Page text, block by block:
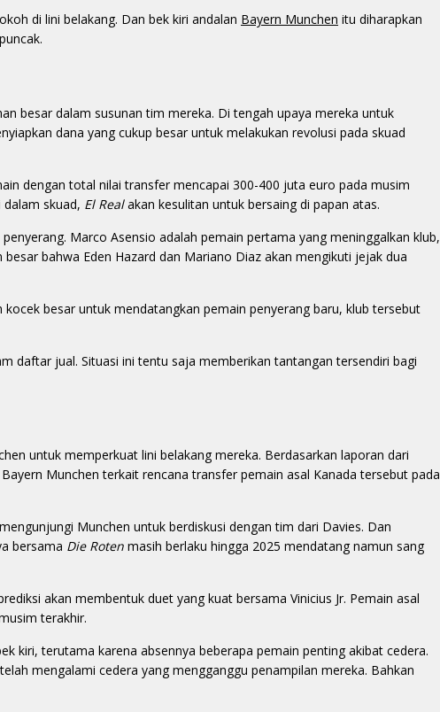
di lini belakang. Dan bek kiri andalan Bayern Munchen itu diharapkan
besar dalam susunan tim mereka. Di tengah upaya mereka untuk
dana yang cukup besar untuk melakukan revolusi pada skuad
dengan total nilai transfer mencapai 300-400 juta euro pada musim
skuad, El Realakan kesulitan untuk bersaing di papan atas.
Marco Asensio adalah pemain pertama yang meninggalkan klub,
bahwa Eden Hazard dan Mariano Diaz akan mengikuti jejak dua
besar untuk mendatangkan pemain penyerang baru, klub tersebut
daftar jual. Situasi ini tentu saja memberikan tantangan tersendiri bagi
untuk memperkuat lini belakang mereka. Berdasarkan laporan dari
Munchen terkait rencana transfer pemain asal Kanada tersebut pada
Munchen untuk berdiskusi dengan tim dari Davies. Dan
bersama Die Roten masih berlaku hingga 2025 mendatang namun sang
akan membentuk duet yang kuat bersama Vinicius Jr. Pemain asal
terakhir.
kiri, terutama karena absennya beberapa pemain penting akibat cedera.
mengalami cedera yang mengganggu penampilan mereka. Bahkan